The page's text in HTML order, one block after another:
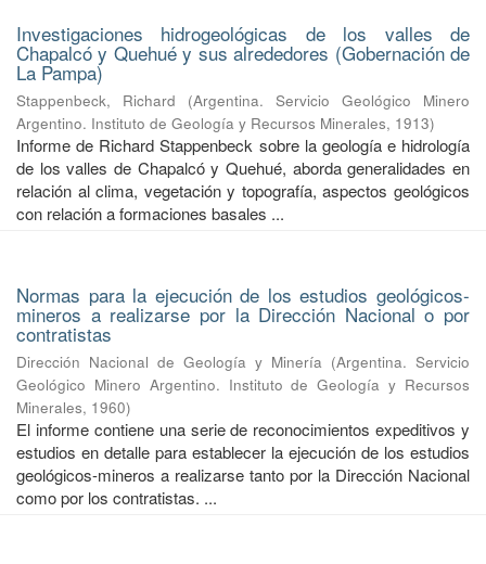
Investigaciones hidrogeológicas de los valles de
Chapalcó y Quehué y sus alrededores (Gobernación de
La Pampa)
Stappenbeck, Richard (Argentina. Servicio Geológico Minero
Argentino. Instituto de Geología y Recursos Minerales, 1913)
Informe de Richard Stappenbeck sobre la geología e hidrología
de los valles de Chapalcó y Quehué, aborda generalidades en
relación al clima, vegetación y topografía, aspectos geológicos
con relación a formaciones basales ...
Normas para la ejecución de los estudios geológicos-
mineros a realizarse por la Dirección Nacional o por
contratistas
Dirección Nacional de Geología y Minería (Argentina. Servicio
Geológico Minero Argentino. Instituto de Geología y Recursos
Minerales, 1960)
El informe contiene una serie de reconocimientos expeditivos y
estudios en detalle para establecer la ejecución de los estudios
geológicos-mineros a realizarse tanto por la Dirección Nacional
como por los contratistas. ...